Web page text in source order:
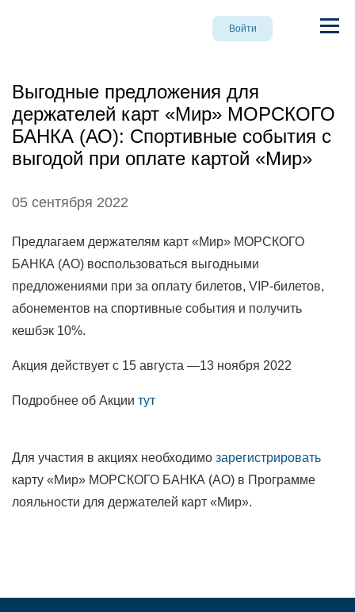
Войти
Выгодные предложения для
держателей карт «Мир» МОРСКОГО
БАНКА (АО): Спортивные события с
выгодой при оплате картой «Мир»
05 сентября 2022
Предлагаем держателям карт «Мир» МОРСКОГО
БАНКА (АО) воспользоваться выгодными
предложениями при за оплату билетов, VIP-билетов,
абонементов на спортивные события и получить
кешбэк 10%.
Акция действует с 15 августа —13 ноября 2022
Подробнее об Акции тут
Для участия в акциях необходимо зарегистрировать
карту «Мир» МОРСКОГО БАНКА (АО) в Программе
лояльности для держателей карт «Мир».